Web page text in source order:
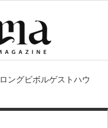
ロングビボルゲストハウ